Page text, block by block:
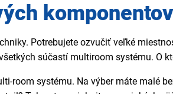
Potrebujete ozvučiť veľké
súčastí multiroom systému. O
room systému. Na výber máte malé